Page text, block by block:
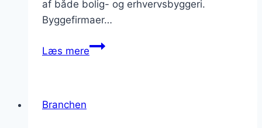
af både bolig- og erhvervsbyggeri.
Byggefirmaer…
Læs mereVelrenommerede
Branchen